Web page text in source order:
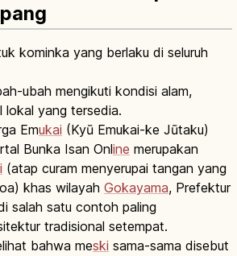
kominka yang berlaku di seluruh
ubah mengikuti kondisi alam,
lokal yang tersedia.
Emukai (Kyū Emukai-ke Jūtaku)
Bunka Isan Online merupakan
(atap curam menyerupai tangan yang
khas wilayah Gokayama, Prefektur
salah satu contoh paling
tradisional setempat.
bahwa meski sama-sama disebut